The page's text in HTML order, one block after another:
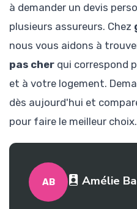
à demander un devis
plusieurs assureurs. Chez
nous vous aidons à
pas cher qui correspond
et à votre logement.
dès aujourd'hui et
pour faire le meilleur choix.
AB Amélie